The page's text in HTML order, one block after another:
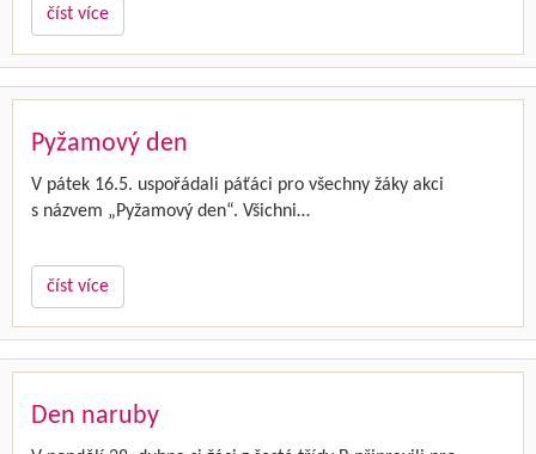
číst více
Pyžamový den
V pátek 16.5. uspořádali páťáci pro všechny žáky akci
s názvem „Pyžamový den“. Všichni…
číst více
Den naruby